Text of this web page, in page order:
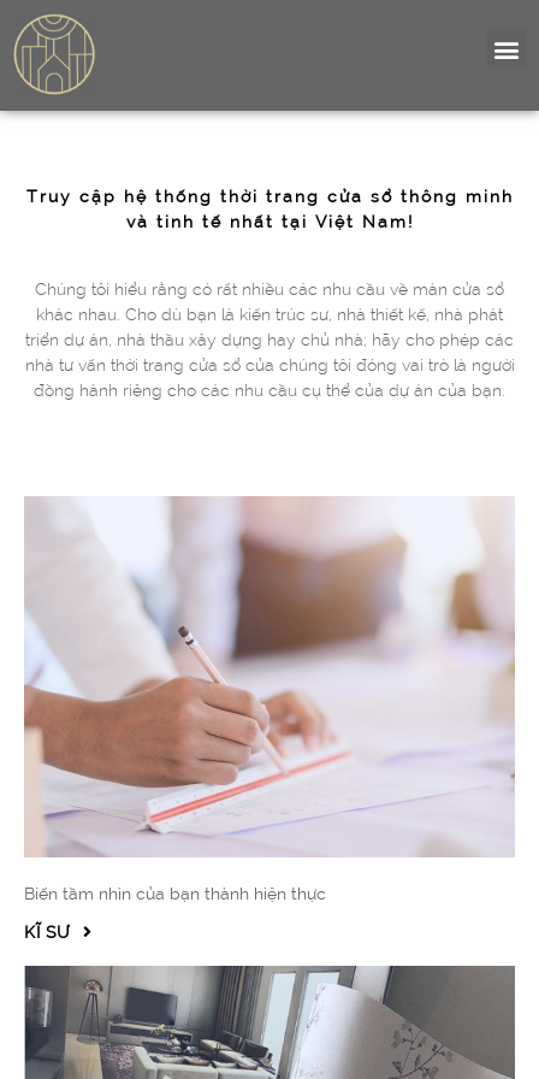
Truy cập hệ thống thời trang cửa sổ thông minh
và tinh tế nhất tại Việt Nam!
Chúng tôi hiểu rằng có rất nhiều các nhu cầu về màn cửa sổ
khác nhau. Cho dù bạn là kiến ​​trúc sư, nhà thiết kế, nhà phát
triển dự án, nhà thầu xây dựng hay chủ nhà; hãy cho phép các
nhà tư vấn thời trang cửa sổ của chúng tôi đóng vai trò là người
đồng hành riêng cho các nhu cầu cụ thể của dự án của bạn.
Biến tầm nhìn của bạn thành hiện thực
KĨ SƯ